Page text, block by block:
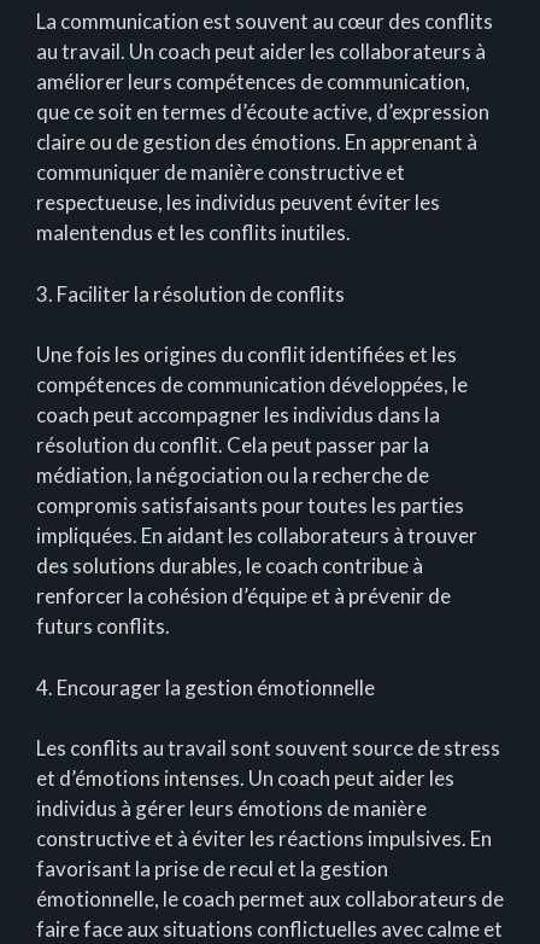
La communication est souvent au cœur des conflits
au travail. Un coach peut aider les collaborateurs à
améliorer leurs compétences de communication,
que ce soit en termes d’écoute active, d’expression
claire ou de gestion des émotions. En apprenant à
communiquer de manière constructive et
respectueuse, les individus peuvent éviter les
malentendus et les conflits inutiles.
3. Faciliter la résolution de conflits
Une fois les origines du conflit identifiées et les
compétences de communication développées, le
coach peut accompagner les individus dans la
résolution du conflit. Cela peut passer par la
médiation, la négociation ou la recherche de
compromis satisfaisants pour toutes les parties
impliquées. En aidant les collaborateurs à trouver
des solutions durables, le coach contribue à
renforcer la cohésion d’équipe et à prévenir de
futurs conflits.
4. Encourager la gestion émotionnelle
Les conflits au travail sont souvent source de stress
et d’émotions intenses. Un coach peut aider les
individus à gérer leurs émotions de manière
constructive et à éviter les réactions impulsives. En
favorisant la prise de recul et la gestion
émotionnelle, le coach permet aux collaborateurs de
faire face aux situations conflictuelles avec calme et